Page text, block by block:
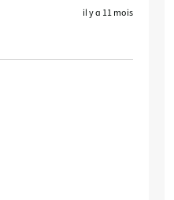
il y a 11 mois